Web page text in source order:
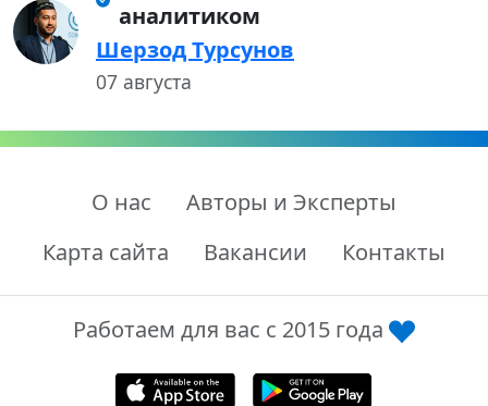
аналитиком
Шерзод Турсунов
07 августа
О нас
Авторы и Эксперты
Карта сайта
Вакансии Контакты
Работаем для вас с 2015 года